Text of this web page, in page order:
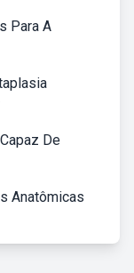
Para A
De
Anatômicas